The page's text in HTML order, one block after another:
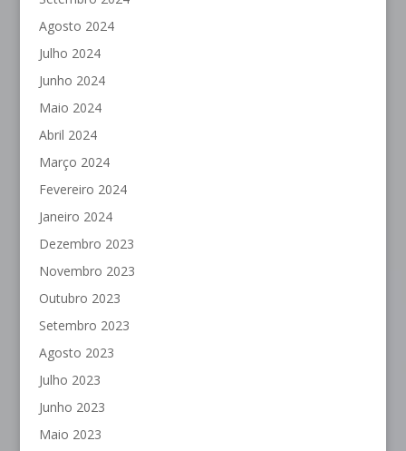
Agosto 2024
Julho 2024
Junho 2024
Maio 2024
Abril 2024
Março 2024
Fevereiro 2024
Janeiro 2024
Dezembro 2023
Novembro 2023
Outubro 2023
Setembro 2023
Agosto 2023
Julho 2023
Junho 2023
Maio 2023